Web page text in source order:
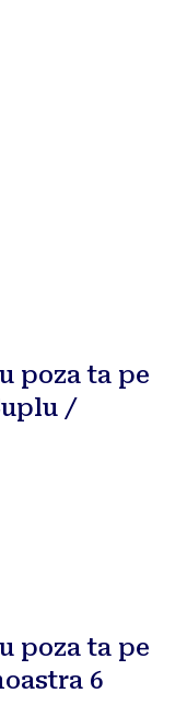
poza ta pe
/
poza ta pe
6